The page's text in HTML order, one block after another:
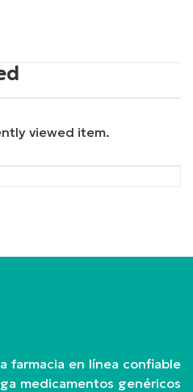
viewed item.
farmacia en línea confiable
medicamentos genéricos